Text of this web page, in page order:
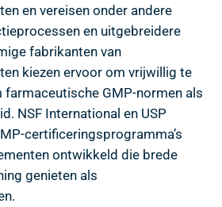
en vereisen onder andere
en uitgebreidere
fabrikanten van
kiezen ervoor om vrijwillig te
GMP-normen als
NSF International en USP
certificeringsprogramma’s
ontwikkeld die brede
genieten als